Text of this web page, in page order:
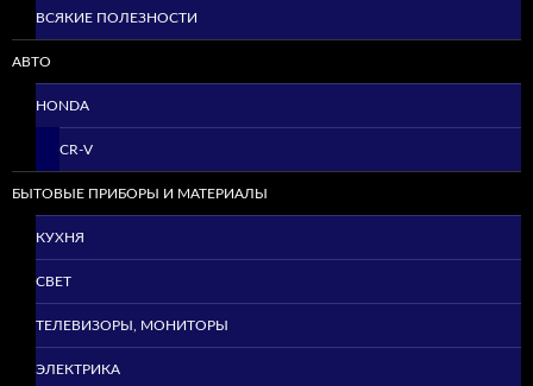
ВСЯКИЕ ПОЛЕЗНОСТИ
АВТО
HONDA
CR-V
БЫТОВЫЕ ПРИБОРЫ И МАТЕРИАЛЫ
КУХНЯ
СВЕТ
ТЕЛЕВИЗОРЫ, МОНИТОРЫ
ЭЛЕКТРИКА